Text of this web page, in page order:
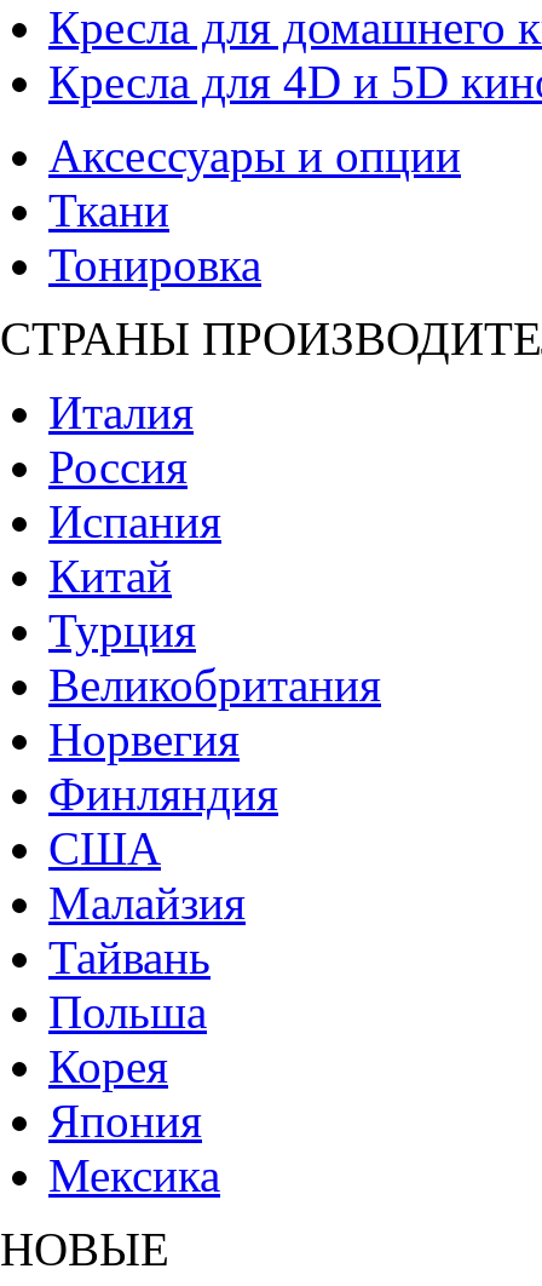
Кресла для домашнего
Кресла для 4D и 5D
Аксессуары и опции
Ткани
Тонировка
СТРАНЫ
Италия
Россия
Испания
Китай
Турция
Великобритания
Норвегия
Финляндия
США
Малайзия
Тайвань
Польша
Корея
Япония
Мексика
НОВЫЕ